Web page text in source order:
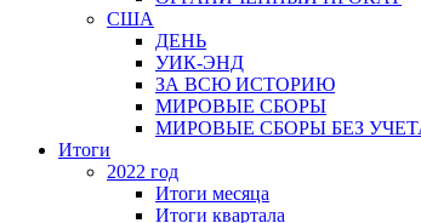
США
ДЕНЬ
УИК-ЭНД
ЗА ВСЮ ИСТОРИЮ
МИРОВЫЕ СБОРЫ
МИРОВЫЕ СБОРЫ БЕЗ
Итоги
2022 год
Итоги месяца
Итоги квартала